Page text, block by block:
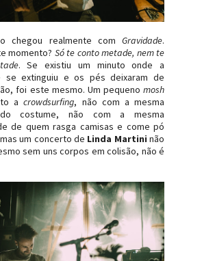
chegou realmente com Gravidade.
momento? Só te conto metade, nem te
. Se existiu um minuto onde a
se extinguiu e os pés deixaram de
foi este mesmo. Um pequeno mosh
acrowdsurfing, não com a mesma
costume, não com a mesma
de quem rasga camisas e come pó
um concerto de Linda Martini não
sem uns corpos em colisão, não é